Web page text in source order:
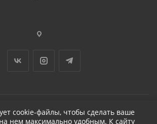
МАРКЕТ АВТОНОВЬЕ
cookie-файлы, чтобы сделать ваше
нем максимально удобным. К cайту